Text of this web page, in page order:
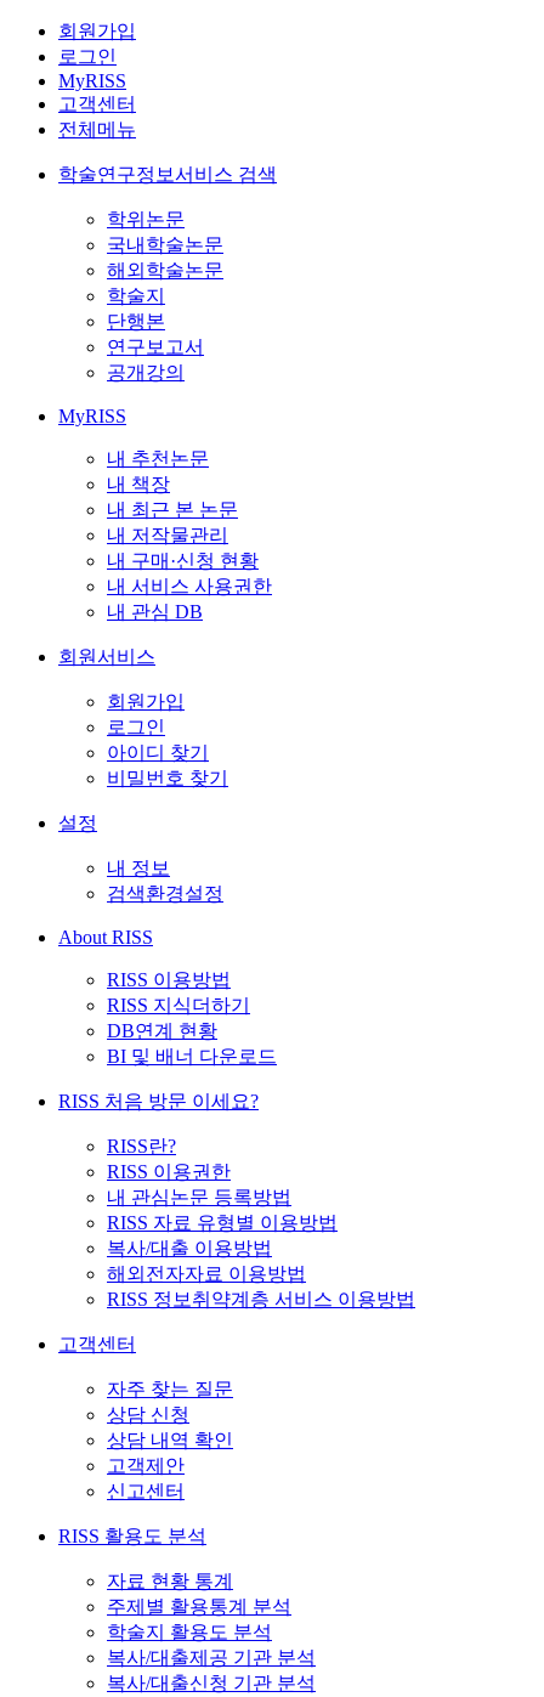
회원가입
로그인
MyRISS
고객센터
전체메뉴
학술연구정보서비스 검색
학위논문
국내학술논문
해외학술논문
학술지
단행본
연구보고서
공개강의
MyRISS
내 추천논문
내 책장
내 최근 본 논문
내 저작물관리
내 구매·신청 현황
내 서비스 사용권한
내 관심 DB
회원서비스
회원가입
로그인
아이디 찾기
비밀번호 찾기
설정
내 정보
검색환경설정
About RISS
RISS 이용방법
RISS 지식더하기
DB연계 현황
BI 및 배너 다운로드
RISS 처음 방문 이세요?
RISS란?
RISS 이용권한
내 관심논문 등록방법
RISS 자료 유형별 이용방법
복사/대출 이용방법
해외전자자료 이용방법
RISS 정보취약계층 서비스 이용방법
고객센터
자주 찾는 질문
상담 신청
상담 내역 확인
고객제안
신고센터
RISS 활용도 분석
자료 현황 통계
주제별 활용통계 분석
학술지 활용도 분석
복사/대출제공 기관 분석
복사/대출신청 기관 분석